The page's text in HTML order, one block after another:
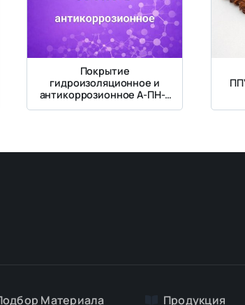
Покрытие
гидроизоляционное и
антикоррозионное А-ПН-3
на основе ППУ
Материалa Продукция